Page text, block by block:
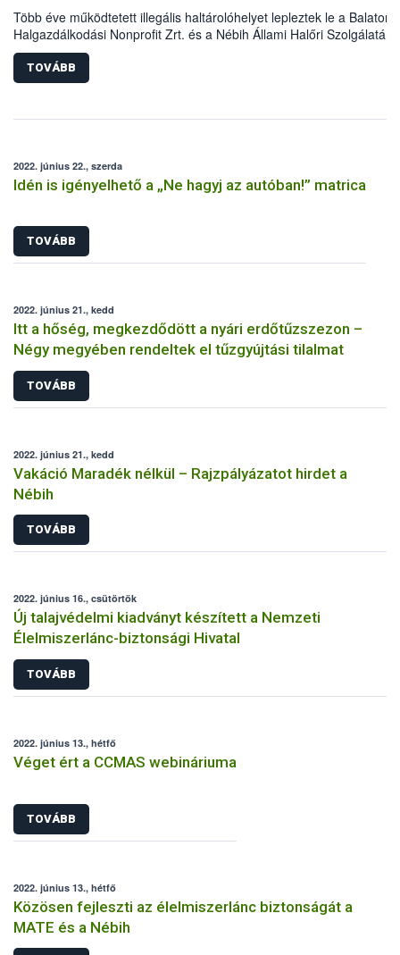
Több éve működtetett illegális haltárolóhelyet lepleztek le a Balatoni
Halgazdálkodási Nonprofit Zrt. és a Nébih Állami Halőri
halőrei. A Balatonkenesén található, 40 m3 térfogatú gödörben 23
pontyot helyezett el a horgász, amelyek nagy részét sértetlenül
visszahelyezni a Balatonba. A halak ezúttal megúszták, a jogsértő
TOVÁBB
2022. június 22., szerda
Idén is igényelhető a „Ne hagyj az autóban!” matrica
TOVÁBB
2022. június 21., kedd
Itt a hőség, megkezdődött a nyári erdőtűzszezon –
Négy megyében rendeltek el tűzgyújtási tilalmat
TOVÁBB
2022. június 21., kedd
Vakáció Maradék nélkül – Rajzpályázatot hirdet a
Nébih
TOVÁBB
2022. június 16., csütörtök
Új talajvédelmi kiadványt készített a Nemzeti
Élelmiszerlánc-biztonsági Hivatal
TOVÁBB
2022. június 13., hétfő
Véget ért a CCMAS webináriuma
TOVÁBB
2022. június 13., hétfő
Közösen fejleszti az élelmiszerlánc biztonságát a
MATE és a Nébih